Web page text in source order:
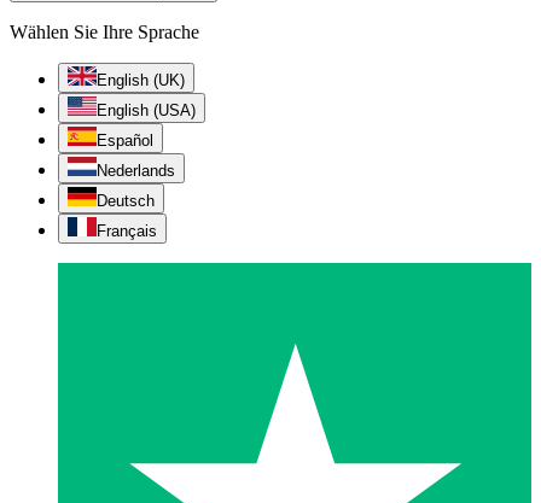
Wählen Sie Ihre Sprache
English (UK)
English (USA)
Español
Nederlands
Deutsch
Français